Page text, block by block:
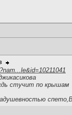
стучит по крышам